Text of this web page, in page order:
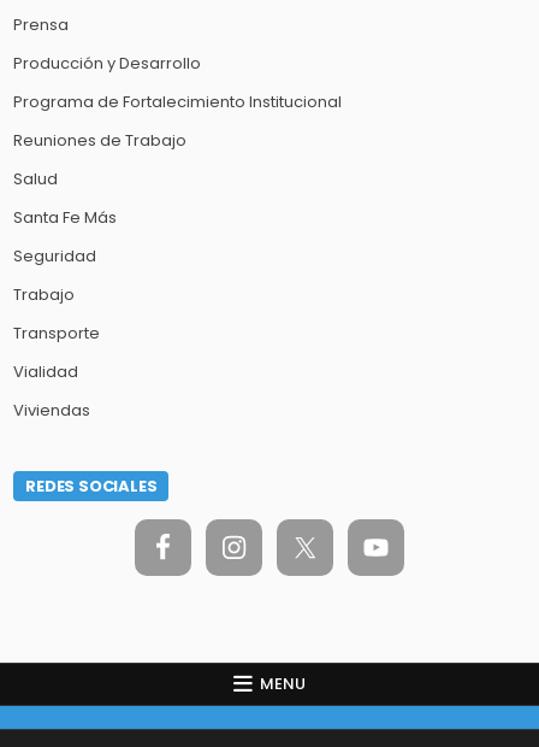
Prensa
Producción y Desarrollo
Programa de Fortalecimiento Institucional
Reuniones de Trabajo
Salud
Santa Fe Más
Seguridad
Trabajo
Transporte
Vialidad
Viviendas
REDES SOCIALES
MENU